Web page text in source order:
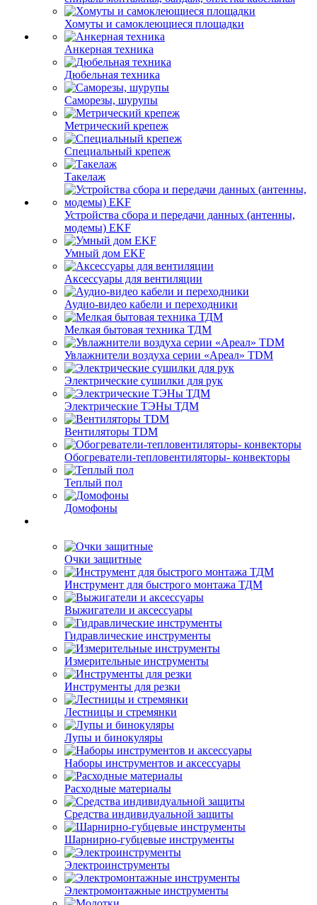
Хомуты и самоклеющиеся площадки
Анкерная техника
Дюбельная техника
Саморезы, шурупы
Метрический крепеж
Специальный крепеж
Такелаж
Устройства сбора и передачи данных (антенны,
модемы) EKF
Умный дом EKF
Аксессуары для вентиляции
Аудио-видео кабели и переходники
Мелкая бытовая техника ТДМ
Увлажнители воздуха серии «Ареал» TDM
Электрические сушилки для рук
Электрические ТЭНы ТДМ
Вентиляторы TDM
Обогреватели-тепловентиляторы- конвекторы
Теплый пол
Домофоны
Очки защитные
Инструмент для быстрого монтажа ТДМ
Выжигатели и аксессуары
Гидравлические инструменты
Измерительные инструменты
Инструменты для резки
Лестницы и стремянки
Лупы и бинокуляры
Наборы инструментов и аксессуары
Расходные материалы
Средства индивидуальной защиты
Шарнирно-губцевые инструменты
Электроинструменты
Электромонтажные инструменты